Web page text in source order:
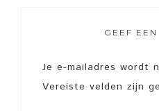
GEEF
Je e-mailadres wordt
Vereiste velden zijn